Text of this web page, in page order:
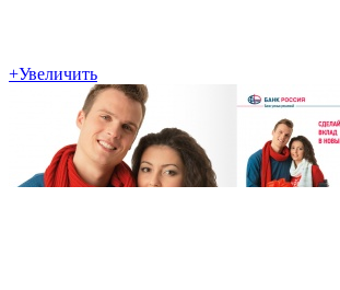
+Увеличить